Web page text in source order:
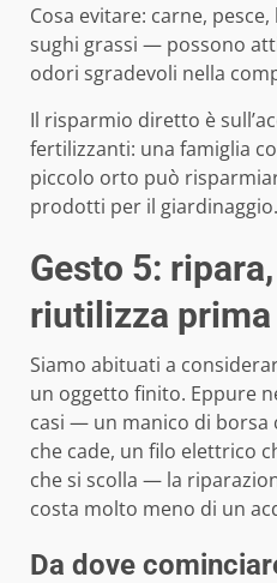
Cosa evitare: carne,
sughi grassi — possono
odori sgradevoli nella
Il risparmio diretto è
fertilizzanti: una famiglia
piccolo orto può
prodotti per il giardinaggio.
Gesto 5:
riutilizza
Siamo abituati a
un oggetto finito. Eppure
casi — un manico di borsa
che cade, un filo elettrico
che si scolla — la
costa molto meno di un
Da dove